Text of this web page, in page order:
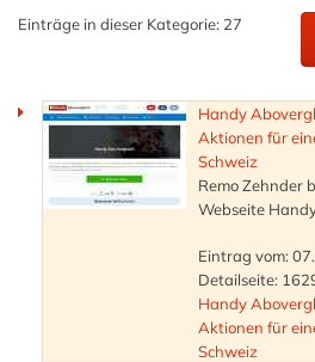
Einträge in dieser Kategorie: 27
Handy
Aktionen für
Schweiz
Remo Zehnder
Webseite
Eintrag vom:
Detailseite:
Handy
Aktionen für
Schweiz